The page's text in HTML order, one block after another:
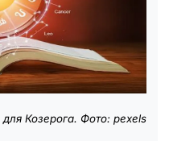
Козерога. Фото: pexels